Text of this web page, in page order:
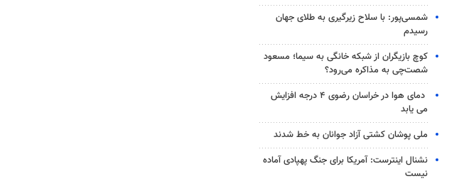
شمسی‌پور: با سلاح زیرگیری به طلای جهان
رسیدم
کوچ بازیگران از شبکه خانگی به سیما؛ مسعود
شصت‌چی به مذاکره می‌رود؟
دمای هوا در خراسان رضوی ۴ درجه افزایش
می یابد
ملی پوشان کشتی آزاد جوانان به خط شدند
نشنال اینترست: آمریکا برای جنگ پهپادی آماده
نیست